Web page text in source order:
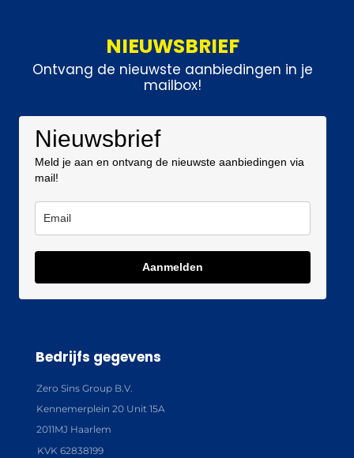
NIEUWSBRIEF
Ontvang de nieuwste aanbiedingen in je
mailbox!
Nieuwsbrief
Meld je aan en ontvang de nieuwste aanbiedingen via
mail!
Aanmelden
Bedrijfs gegevens
Zero Sins Group B.V.
Kennemerplein 20 Unit 15A
2011MJ Haarlem
KVK 62838199